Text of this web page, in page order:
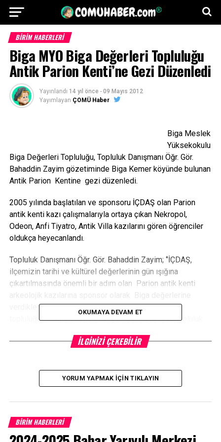
BİRİM HABERLERİ
Biga MYO Biga Değerleri Topluluğu
Antik Parion Kenti’ne Gezi Düzenledi
Yayınlandı 14 yıl önce - 09 Mayıs 2012
Yayımlayan ÇOMÜ Haber
Biga Meslek
Yüksekokulu
Biga Değerleri Topluluğu, Topluluk Danışmanı Öğr. Gör.
Bahaddin Zayim gözetiminde Biga Kemer köyünde bulunan
Antik Parion Kentine gezi düzenledi.
2005 yılında başlatılan ve sponsoru İÇDAŞ olan Parion
antik kenti kazı çalışmalarıyla ortaya çıkan Nekropol,
Odeon, Anfi Tiyatro, Antik Villa kazılarını gören öğrenciler
oldukça heyecanlandı.
Topluluk Danışmanı Öğr. Gör. Bahaddin Zayim; ‘’İÇDAŞ,
ilçemizin tarihi ve kültürel değerlerinin gün ışığına
çıkartılmasında önemli bir adım olan Parion antik kenti
verdikleri önemi ortaya koymuştur. Bu durum,
topluluğumuzun hedefleri ile İÇDAŞ’ın sosyal sorumluluk
Bugünkü gezinin gerçekleşmesinde katkı sağlayan
Facebook
Mastodon
EmailShare
İLIŞKILI BAŞLIKLAR:
BIR SONRAKI
OKUMAYA DEVAM ET
İLGINIZI ÇEKEBILIR
YORUM YAPMAK İÇIN TIKLAYIN
BİRİM HABERLERİ